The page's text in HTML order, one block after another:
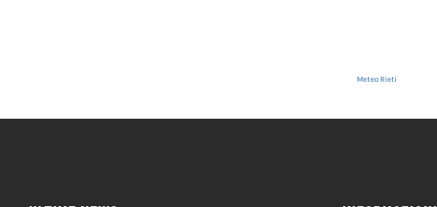
Meteo Rieti